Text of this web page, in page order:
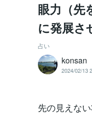
眼力（先
に発展
占い
konsan
2024/02/13
先の見えな